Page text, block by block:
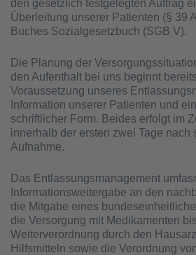
den gesetzlich festgelegten Auftrag
Überleitung unserer Patienten (§ 39
Buches Sozialgesetzbuch (SGB V).
Die Planung der
den Aufenthalt bei uns beginnt
Voraussetzung unseres
Information unserer Patienten und
schriftlicher Form. Beides erfolgt im
innerhalb der ersten zwei Tage nach
Aufnahme.
Das Entlassungsmanagement
Informationsweitergabe an den
die Mitgabe eines
die Versorgung mit Medikamenten
Weiterverordnung durch den
Hilfsmitteln sowie die Verordnung